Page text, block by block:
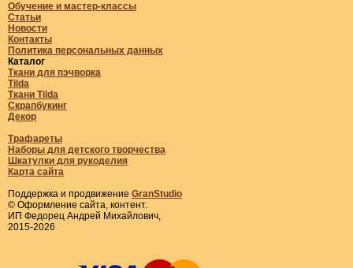
Обучение и мастер-классы
Статьи
Новости
Контакты
Политика персональных данных
Каталог
Ткани для пэчворка
Tilda
Ткани Tilda
Скрапбукинг
Декор
Трафареты
Наборы для детского творчества
Шкатулки для рукоделия
Карта сайта
Поддержка и продвижение GranStudio
© Оформление сайта, контент.
ИП Федорец Андрей Михайлович,
2015-2026